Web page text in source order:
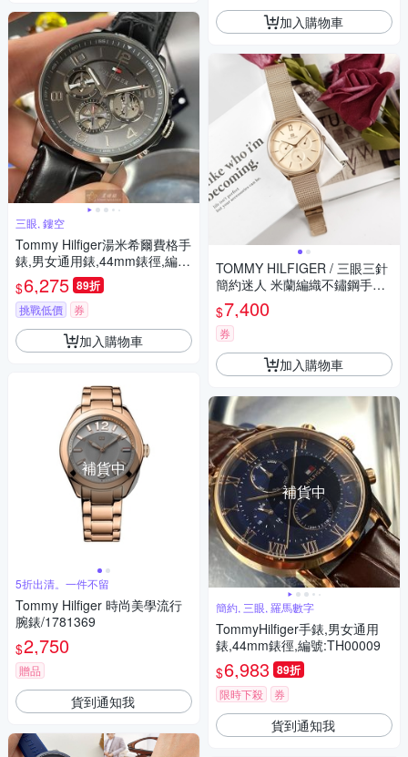
三眼, 鏤空
Tommy Hilfiger湯米希爾費格手
錶,男女通用錶,44mm錶徑,編
號:TH00011
$6,275 89折
挑戰低價 券
加入購物車
補貨中
5折出清。一件不留
Tommy Hilfiger 時尚美學流行
腕錶/1781369
$2,750
贈品
貨到通知我
加入購物車
TOMMY HILFIGER / 三眼三針
簡約迷人 米蘭編織不鏽鋼手錶-
鍍玫瑰金/38mm
$7,400
券
加入購物車
補貨中
簡約, 三眼, 羅馬數字
TommyHilfiger手錶,男女通用
錶,44mm錶徑,編號:TH00009
$6,983 89折
限時下殺 券
貨到通知我